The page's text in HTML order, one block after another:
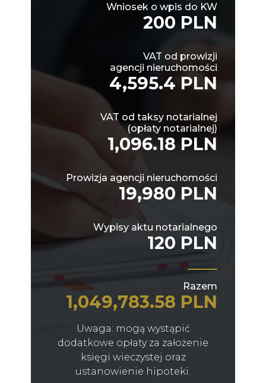
Wniosek o wpis do KW
200 PLN
VAT od prowizji
agencji nieruchomości
4,595.4 PLN
VAT od taksy notarialnej
(opłaty notarialnej)
1,096.18 PLN
Prowizja agencji nieruchomości
19,980 PLN
Wypisy aktu notarialnego
120 PLN
Razem
1,049,783.58 PLN
Uwaga: mogą wystąpić
dodatkowe opłaty za założenie
księgi wieczystej oraz
ustanowienie hipoteki.